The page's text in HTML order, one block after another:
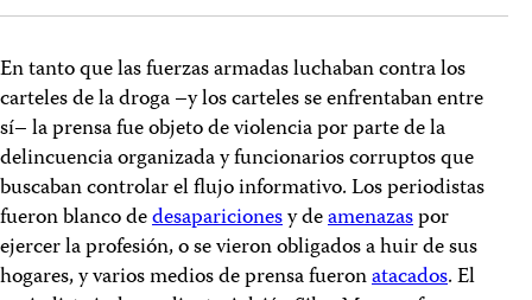
En tanto que las fuerzas armadas luchaban contra los
carteles de la droga –y los carteles se enfrentaban entre
sí– la prensa fue objeto de violencia por parte de la
delincuencia organizada y funcionarios corruptos que
buscaban controlar el flujo informativo. Los periodistas
fueron blanco dedesaparicionesy deamenazaspor
ejercer la profesión, o se vieron obligados a huir de sus
hogares, y varios medios de prensa fueronatacados. El